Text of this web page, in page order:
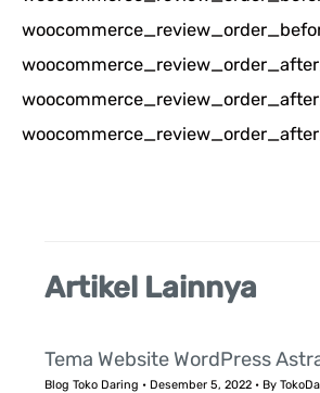
u
n
t
u
Artikel Lainnya
Tema Website WordPress
Blog Toko Daring • Desember 5, 2022 • By